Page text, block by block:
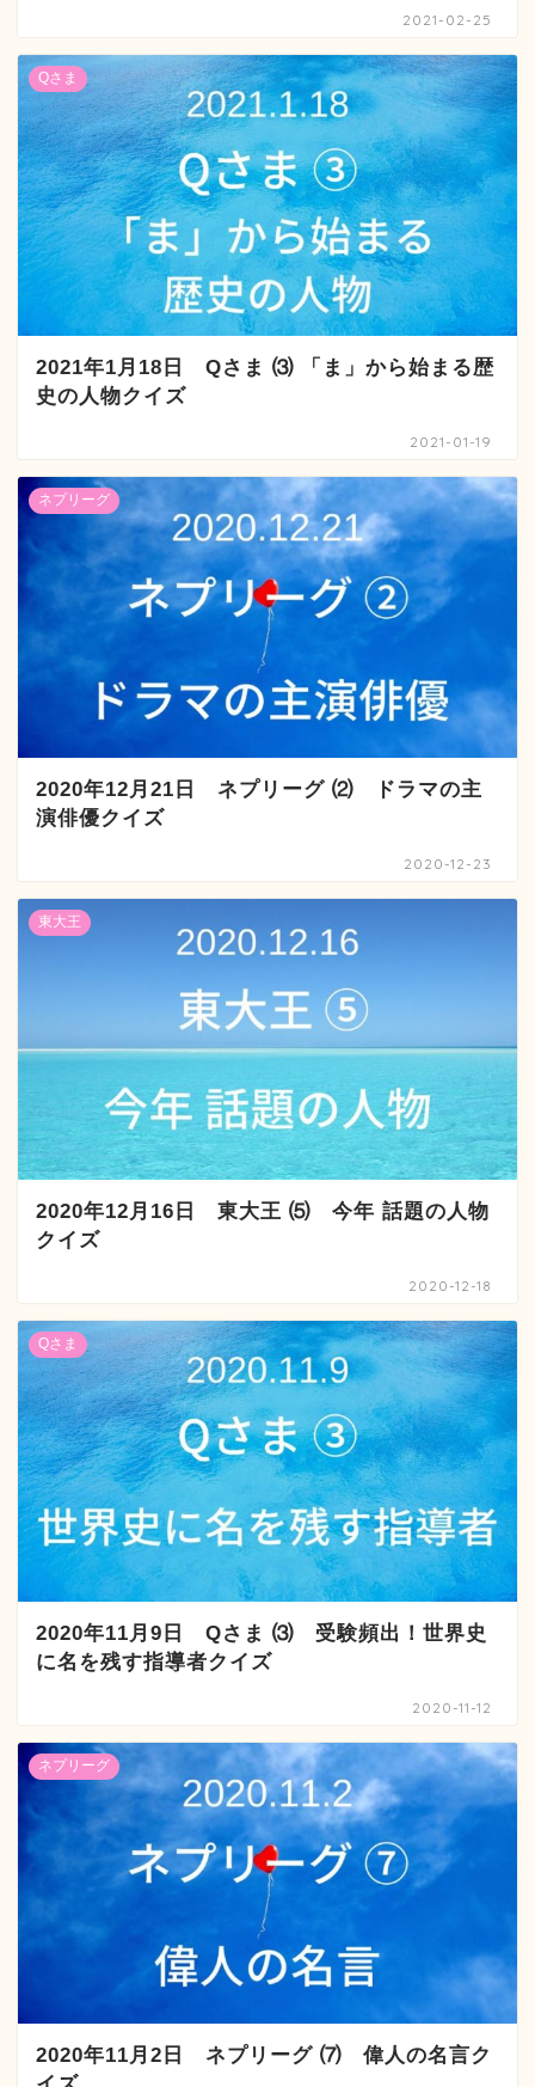
2021-02-25
Qさま
2021年1月18日 Qさま ⑶ 「ま」から始まる歴
史の人物クイズ
2021-01-19
ネプリーグ
2020年12月21日 ネプリーグ ⑵ ドラマの主
演俳優クイズ
2020-12-23
東大王
2020年12月16日 東大王 ⑸ 今年 話題の人物
クイズ
2020-12-18
Qさま
2020年11月9日 Qさま ⑶ 受験頻出！世界史
に名を残す指導者クイズ
2020-11-12
ネプリーグ
2020年11月2日 ネプリーグ ⑺ 偉人の名言ク